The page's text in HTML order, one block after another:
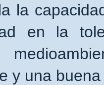
la
en la
y una